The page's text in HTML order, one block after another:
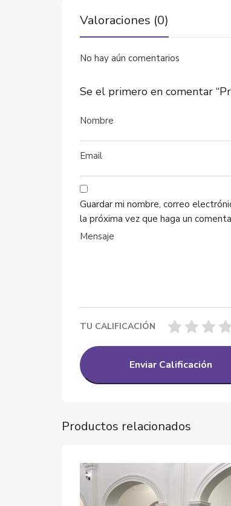
Valoraciones (0)
No hay aún comentarios
Se el primero en comentar
Guardar mi nombre, correo
la próxima vez que haga un
TU CALIFICACIÓN
Productos relacionados